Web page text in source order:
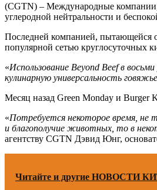
(CGTN) – Международные компании,
углеродной нейтральности и
Последней компанией, пытающейся
популярной сетью круглосуточных
«Использование Beyond Beef в
кулинарную универсальность
Месяц назад Green Monday и Burger
«Потребуется некоторое время, не
и благополучие животных, то в
агентству CGTN Дэвид Юнг,
Читайте и другие НОВОСТИ